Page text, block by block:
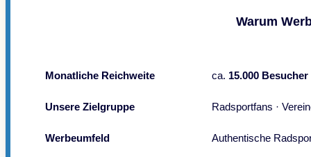
Warum
Monatliche Reichweite ca. 15.000
Unsere Zielgruppe Radsportfans ·
Werbeumfeld Authentische